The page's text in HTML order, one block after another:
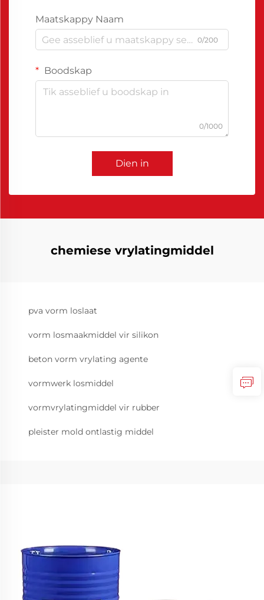
Maatskappy Naam
0/200
Boodskap
0/1000
Dien in
chemiese vrylatingmiddel
pva vorm loslaat
vorm losmaakmiddel vir silikon
beton vorm vrylating agente
vormwerk losmiddel
vormvrylatingmiddel vir rubber
pleister mold ontlastig middel